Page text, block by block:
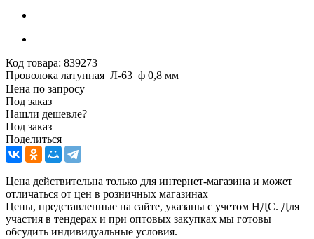
Код товара: 839273
Проволока латунная Л-63 ф 0,8 мм
Цена по запросу
Под заказ
Нашли дешевле?
Под заказ
Поделиться
Цена действительна только для интернет-магазина и может
отличаться от цен в розничных магазинах
Цены, представленные на сайте, указаны с учетом НДС. Для
участия в тендерах и при оптовых закупках мы готовы
обсудить индивидуальные условия.